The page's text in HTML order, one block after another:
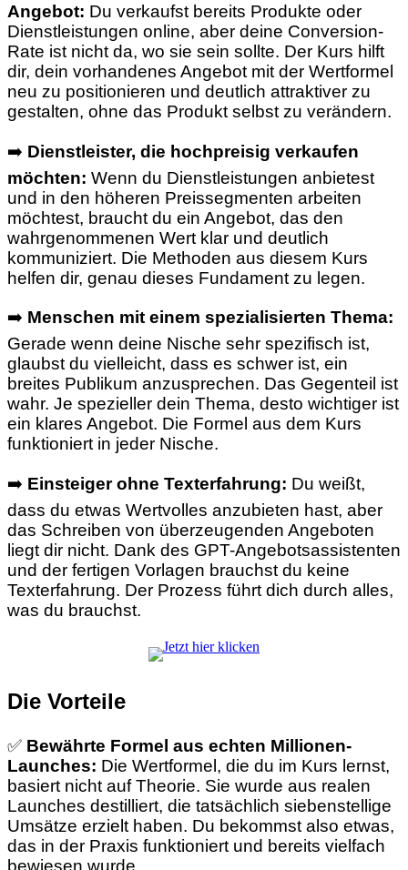
Angebot: Du verkaufst bereits Produkte oder
Dienstleistungen online, aber deine Conversion-
Rate ist nicht da, wo sie sein sollte. Der Kurs hilft
dir, dein vorhandenes Angebot mit der Wertformel
neu zu positionieren und deutlich attraktiver zu
gestalten, ohne das Produkt selbst zu verändern.
➡️ Dienstleister, die hochpreisig verkaufen
möchten: Wenn du Dienstleistungen anbietest
und in den höheren Preissegmenten arbeiten
möchtest, braucht du ein Angebot, das den
wahrgenommenen Wert klar und deutlich
kommuniziert. Die Methoden aus diesem Kurs
helfen dir, genau dieses Fundament zu legen.
➡️ Menschen mit einem spezialisierten Thema:
Gerade wenn deine Nische sehr spezifisch ist,
glaubst du vielleicht, dass es schwer ist, ein
breites Publikum anzusprechen. Das Gegenteil ist
wahr. Je spezieller dein Thema, desto wichtiger ist
ein klares Angebot. Die Formel aus dem Kurs
funktioniert in jeder Nische.
➡️ Einsteiger ohne Texterfahrung: Du weißt,
dass du etwas Wertvolles anzubieten hast, aber
das Schreiben von überzeugenden Angeboten
liegt dir nicht. Dank des GPT-Angebotsassistenten
und der fertigen Vorlagen brauchst du keine
Texterfahrung. Der Prozess führt dich durch alles,
was du brauchst.
Die Vorteile
✅ Bewährte Formel aus echten Millionen-
Launches: Die Wertformel, die du im Kurs lernst,
basiert nicht auf Theorie. Sie wurde aus realen
Launches destilliert, die tatsächlich siebenstellige
Umsätze erzielt haben. Du bekommst also etwas,
das in der Praxis funktioniert und bereits vielfach
bewiesen wurde.